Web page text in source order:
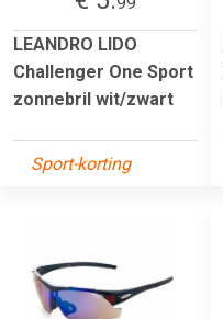
LEANDRO LIDO
Challenger One Sport
zonnebril wit/zwart
Sport-korting